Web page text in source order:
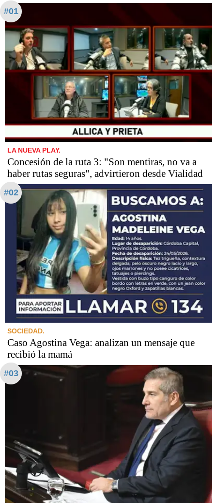
#01
LA NUEVA PLAY.
Concesión de la ruta 3: "Son mentiras, no va a
haber rutas seguras", advirtieron desde Vialidad
#02
SOCIEDAD.
Caso Agostina Vega: analizan un mensaje que
recibió la mamá
#03